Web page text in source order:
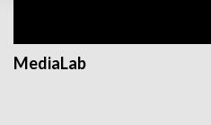
MediaLab